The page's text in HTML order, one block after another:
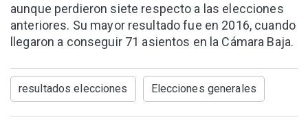
aunque perdieron siete respecto a las elecciones
anteriores. Su mayor resultado fue en 2016, cuando
llegaron a conseguir 71 asientos en la Cámara Baja.
resultados elecciones Elecciones generales